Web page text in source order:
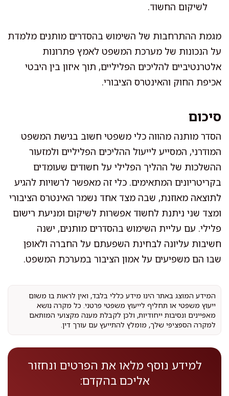
לשיקום החשוד.
מגמת ההתרחבות של השימוש בהסדרים מותנים מלמדת
על הנכונות של מערכת המשפט לאמץ פתרונות
אלטרנטיביים להליכים הפליליים, תוך איזון בין היבטי
אכיפת החוק והאינטרס הציבורי.
סיכום
הסדר מותנה מהווה כלי משפטי חשוב בגישת המשפט
המודרני, המסייע לייעול ההליכים הפליליים ולמזעור
ההשלכות של ההליך הפלילי על חשודים שעומדים
בקריטריונים המתאימים. כלי זה מאפשר לרשויות להגיע
לתוצאה מאוזנת, שבה מצד אחד נשמר האינטרס הציבורי
ומצד שני ניתנת לחשוד אפשרות לשיקום ומניעת רישום
פלילי. עם עליית השימוש בהסדרים מותנים, ישנה
חשיבות עליונה לבחינת השפעתם על החברה ולאופן
שבו הם משפיעים על אמון הציבור במערכת המשפט.
המידע המוצג באתר הינו מידע כללי בלבד, ואין לראות בו משום
ייעוץ משפטי או תחליף לייעוץ משפטי פרטני. כל מקרה נושא
מאפיינים ונסיבות ייחודיות, ולכן לקבלת מענה מקצועי המותאם
למקרה הספציפי שלך, מומלץ להתייעץ עם עורך דין.
למידע נוסף מלאו את הפרטים ונחזור
אליכם בהקדם: